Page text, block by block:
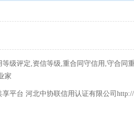
级评定,资信等级,重合同守信用,守合同
家
平台 河北中协联信用认证有限公司